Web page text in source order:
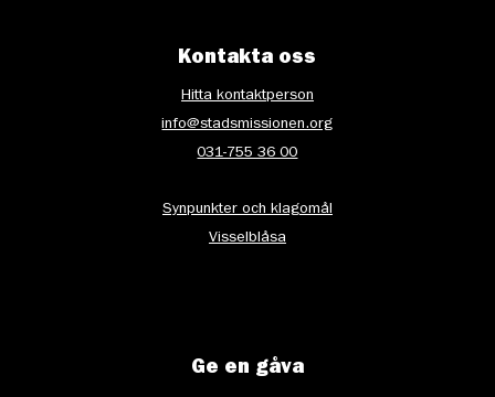
Kontakta oss
Hitta kontaktperson
info@stadsmissionen.org
031-755 36 00
Synpunkter och klagomål
Visselblåsa
Ge en gåva